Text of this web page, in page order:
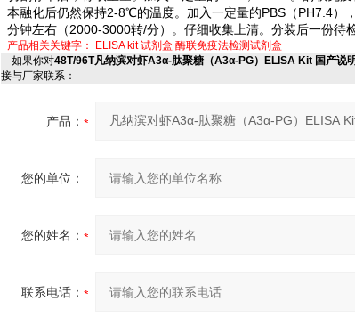
本融化后仍然保持2-8℃的温度。加入一定量的PBS（PH7.4）
分钟左右（2000-3000转/分）。仔细收集上清。分装后一份待
产品相关关键字： ELISA kit 试剂盒 酶联免疫法检测试剂盒
如果你对48T/96T凡纳滨对虾A3α-肽聚糖（A3α-PG）ELISA Kit 国产说
接与厂家联系：
产品：
您的单位：
您的姓名：
联系电话：